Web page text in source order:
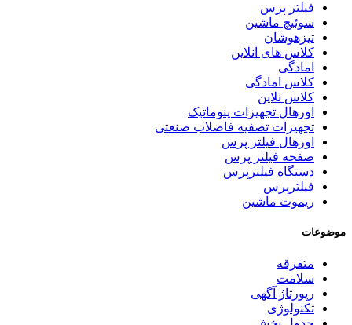
فیلتر پرس
سوئیچ ماشین
تیزهوشان
کلاس های انلاین
امادگی
کلاس امادگی
کلاس نلاین
اورهال تجهیزات پنوماتیک
تجهیزات تصفیه فاضلاب صنعتی
اورهال فیلتر پرس
صفحه فیلتر پرس
دستگاه فیلترپرس
فیلترپرس
ریموت ماشین
موضوعات
متفرقه
سلامت
رپورتاژ آگهی
تکنولوژی